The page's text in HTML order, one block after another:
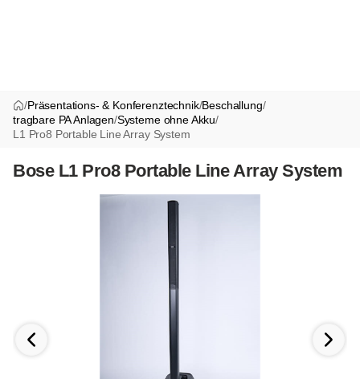
/Präsentations- & Konferenztechnik/Beschallung/
tragbare PA Anlagen/Systeme ohne Akku/
L1 Pro8 Portable Line Array System
Bose L1 Pro8 Portable Line Array System